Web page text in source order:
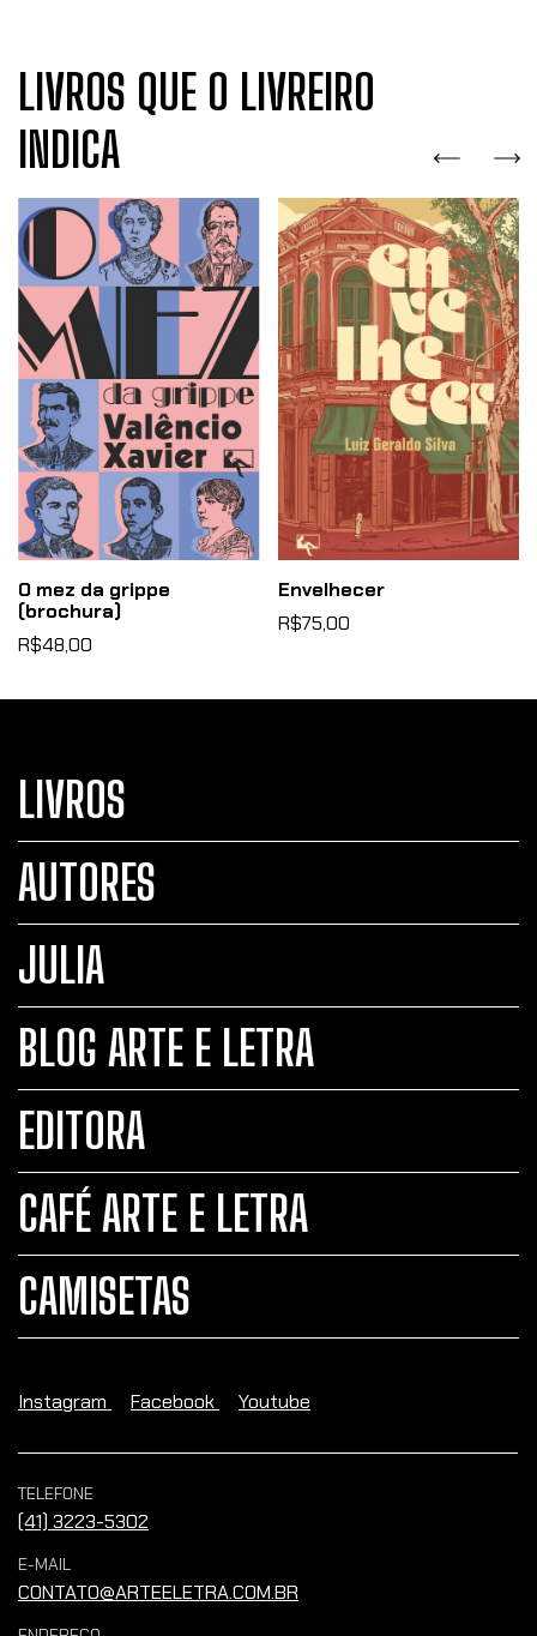
LIVROS QUE O LIVREIRO
INDICA
O mez da grippe
(brochura)
R$48,00
Envelhecer
R$75,00
LIVROS
AUTORES
JULIA
BLOG ARTE E LETRA
EDITORA
CAFÉ ARTE E LETRA
CAMISETAS
Instagram Facebook Youtube
TELEFONE
(41) 3223-5302
E-MAIL
CONTATO@ARTEELETRA.COM.BR